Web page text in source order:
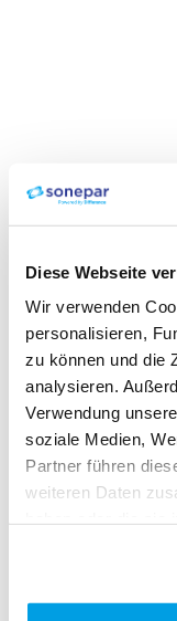
Diese Webseite
Wir verwenden
personalisieren,
zu können und die
analysieren.
Verwendung
soziale Medien,
Partner führen
weiteren Daten